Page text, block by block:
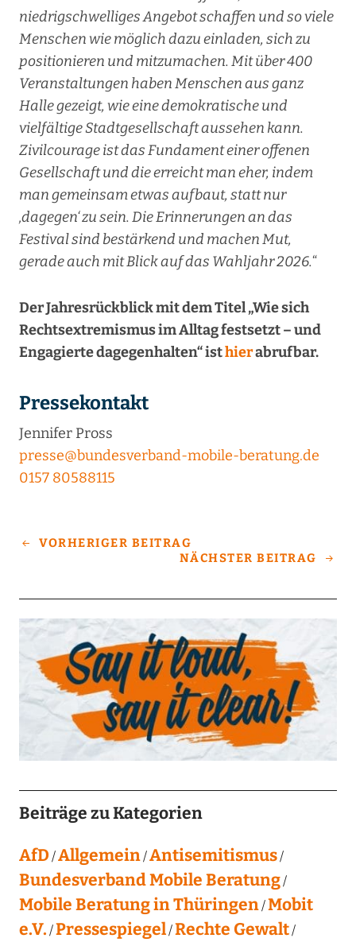
niedrigschwelliges Angebot schaffen und so viele
Menschen wie möglich dazu einladen, sich zu
positionieren und mitzumachen. Mit über 400
Veranstaltungen haben Menschen aus ganz
Halle gezeigt, wie eine demokratische und
vielfältige Stadtgesellschaft aussehen kann.
Zivilcourage ist das Fundament einer offenen
Gesellschaft und die erreicht man eher, indem
man gemeinsam etwas aufbaut, statt nur
‚dagegen‘ zu sein. Die Erinnerungen an das
Festival sind bestärkend und machen Mut,
gerade auch mit Blick auf das Wahljahr 2026.“
Der Jahresrückblick mit dem Titel „Wie sich
Rechtsextremismus im Alltag festsetzt – und
Engagierte dagegenhalten“ isthierabrufbar.
Pressekontakt
Jennifer Pross
presse@bundesverband-mobile-beratung.de
0157 80588115
VORHERIGER BEITRAG
NÄCHSTER BEITRAG
Beiträge zu Kategorien
AfD Allgemein Antisemitismus
Bundesverband Mobile Beratung
Mobile Beratung in Thüringen Mobit
e.V. Pressespiegel Rechte Gewalt